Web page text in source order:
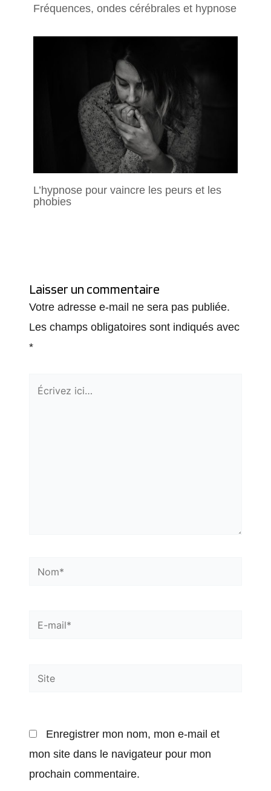
Fréquences, ondes cérébrales et hypnose
L’hypnose pour vaincre les peurs et les
phobies
Laisser un commentaire
Votre adresse e-mail ne sera pas publiée.
Les champs obligatoires sont indiqués avec
*
Écrivez
Nom*
E-
Site
Enregistrer mon nom, mon e-mail et
mon site dans le navigateur pour mon
prochain commentaire.